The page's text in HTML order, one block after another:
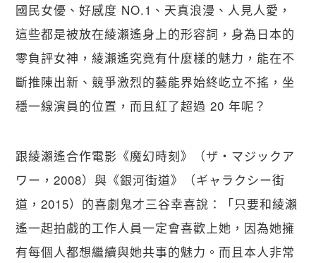
國民女優、好感度 NO.1、天真浪漫、人見人愛，
這些都是被放在綾瀨遙身上的形容詞，身為日本的
零負評女神，綾瀨遙究竟有什麼樣的魅力，能在不
斷推陳出新、競爭激烈的藝能界始終屹立不搖，坐
穩一線演員的位置，而且紅了超過 20 年呢？
跟綾瀨遙合作電影《魔幻時刻》（ザ・マジックア
ワー，2008）與《銀河街道》（ギャラクシー街
道，2015）的喜劇鬼才三谷幸喜說：「只要和綾瀨
遙一起拍戲的工作人員一定會喜歡上她，因為她擁
有每個人都想繼續與她共事的魅力。而且本人非常